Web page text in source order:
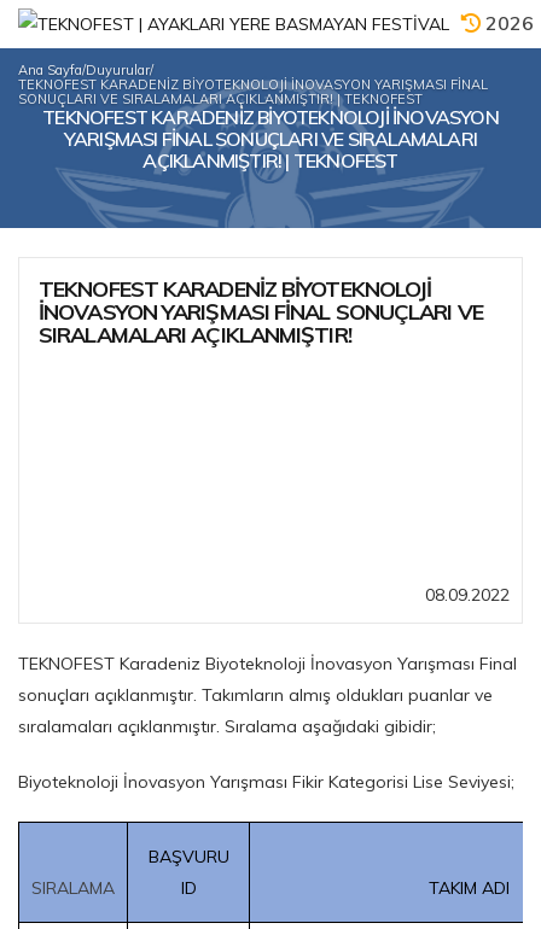
2026
Ana Sayfa/Duyurular/
TEKNOFEST KARADENİZ BİYOTEKNOLOJİ İNOVASYON YARIŞMASI FİNAL
SONUÇLARI VE SIRALAMALARI AÇIKLANMIŞTIR! | TEKNOFEST
TEKNOFEST KARADENİZ BİYOTEKNOLOJİ İNOVASYON
YARIŞMASI FİNAL SONUÇLARI VE SIRALAMALARI
AÇIKLANMIŞTIR! | TEKNOFEST
TEKNOFEST KARADENİZ BİYOTEKNOLOJİ
İNOVASYON YARIŞMASI FİNAL SONUÇLARI VE
SIRALAMALARI AÇIKLANMIŞTIR!
08.09.2022
TEKNOFEST Karadeniz Biyoteknoloji İnovasyon Yarışması Final
sonuçları açıklanmıştır. Takımların almış oldukları puanlar ve
sıralamaları açıklanmıştır. Sıralama aşağıdaki gibidir;
Biyoteknoloji İnovasyon Yarışması Fikir Kategorisi Lise Seviyesi;
SIRALAMA
BAŞVURU
ID
TAKIM ADI